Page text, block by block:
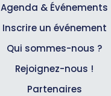
Agenda & Événements
Inscrire un événement
Qui sommes-nous ?
Rejoignez-nous !
Partenaires